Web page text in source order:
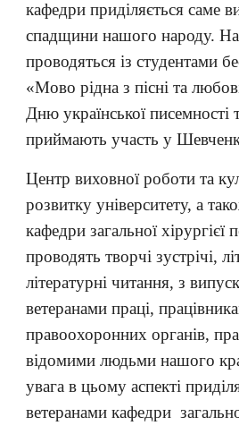
кафедри приділяється саме
спадщини нашого народу.
проводяться із студентами
«Мово рідна з пісні та
Дню української писемності
приймають участь у
Центр виховної роботи та
розвитку університету, а
кафедри загальної хірургієї
проводять творчі зустрічі,
літературні читання, з
ветеранами праці,
правоохоронних органів,
відомими людьми нашого
увага в цьому аспекті
ветеранами кафедри